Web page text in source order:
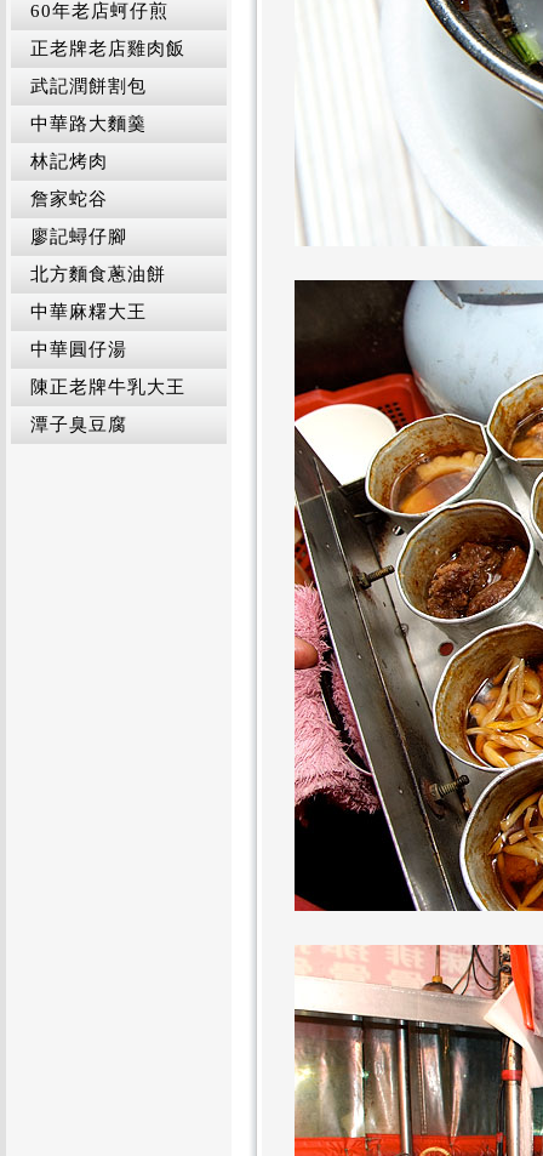
60年老店蚵仔煎
正老牌老店雞肉飯
武記潤餅割包
中華路大麵羹
林記烤肉
詹家蛇谷
廖記蟳仔腳
北方麵食蔥油餅
中華麻糬大王
中華圓仔湯
陳正老牌牛乳大王
潭子臭豆腐